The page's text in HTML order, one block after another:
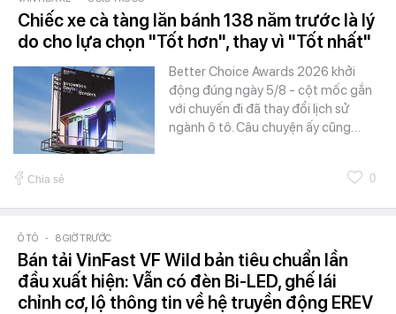
Chiếc xe cà tàng lăn bánh 138 năm trước là lý
do cho lựa chọn "Tốt hơn", thay vì "Tốt nhất"
Better Choice Awards 2026 khởi
động đúng ngày 5/8 - cột mốc gắn
với chuyến đi đã thay đổi lịch sử
ngành ô tô. Câu chuyện ấy cũng…
Chia sẻ 0
Ô TÔ - 8 GIỜ TRƯỚC
Bán tải VinFast VF Wild bản tiêu chuẩn lần
đầu xuất hiện: Vẫn có đèn Bi-LED, ghế lái
chỉnh cơ, lộ thông tin về hệ truyền động EREV